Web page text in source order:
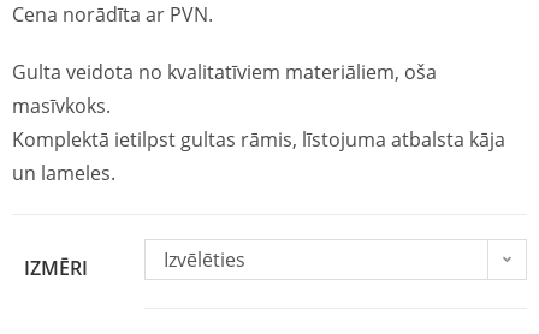
Cena norādīta ar PVN.
Gulta veidota no kvalitatīviem materiāliem, oša
masīvkoks.
Komplektā ietilpst gultas rāmis, līstojuma atbalsta kāja
un lameles.
IZMĒRI Izvēlēties